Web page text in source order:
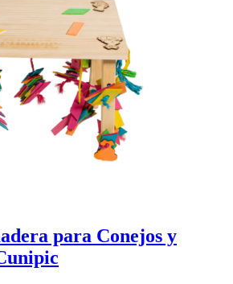
para Conejos y